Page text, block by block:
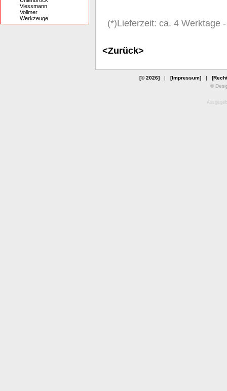
Viessmann
Vollmer
Werkzeuge
(*)Lieferzeit: ca. 4 Werktage
<Zurück>
[© 2026]| [Impressum]|
©